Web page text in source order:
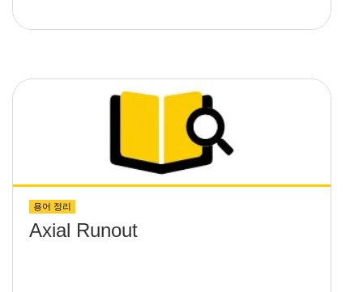
용어 정리
Axial Runout